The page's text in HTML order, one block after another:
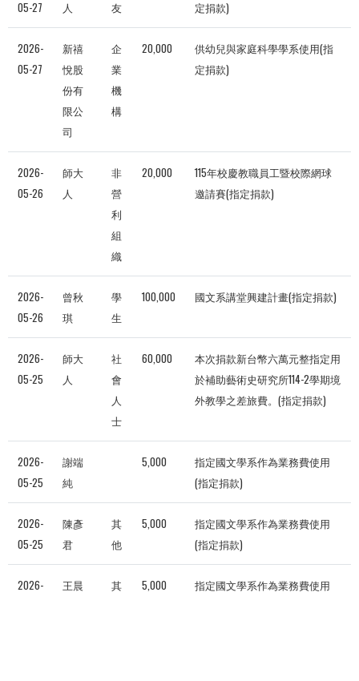
05-27
人
友
定捐款)
2026-
05-27
新禧
悅股
份有
限公
司
企
業
機
構
20,000
供幼兒與家庭科學學系使用(指
定捐款)
2026-
05-26
師大
人
非
營
利
組
織
20,000
115年校慶教職員工暨校際網球
邀請賽(指定捐款)
2026-
05-26
曾秋
琪
學
生
100,000 國文系講堂興建計畫(指定捐款)
2026-
05-25
師大
人
社
會
人
士
60,000
本次捐款新台幣六萬元整指定用
於補助藝術史研究所114-2學期境
外教學之差旅費。(指定捐款)
2026-
05-25
謝端
純
5,000
指定國文學系作為業務費使用
(指定捐款)
2026-
05-25
陳彥
君
其
他
5,000
指定國文學系作為業務費使用
(指定捐款)
2026-
王晨
其
5,000
指定國文學系作為業務費使用